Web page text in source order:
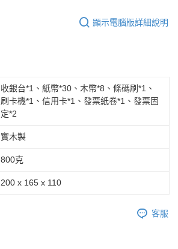
顯示電腦版詳細說明
收銀台*1、紙幣*30、木幣*8、條碼刷*1、
刷卡機*1、信用卡*1、發票紙卷*1、發票固
定*2
實木製
800克
200 x 165 x 110
客服